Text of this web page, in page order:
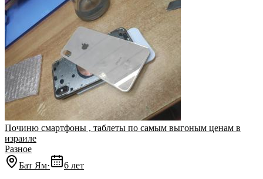
Починю смартфоны , таблеты по самым выгоным ценам в
израиле
Разное
Бат Ям·
6 лет